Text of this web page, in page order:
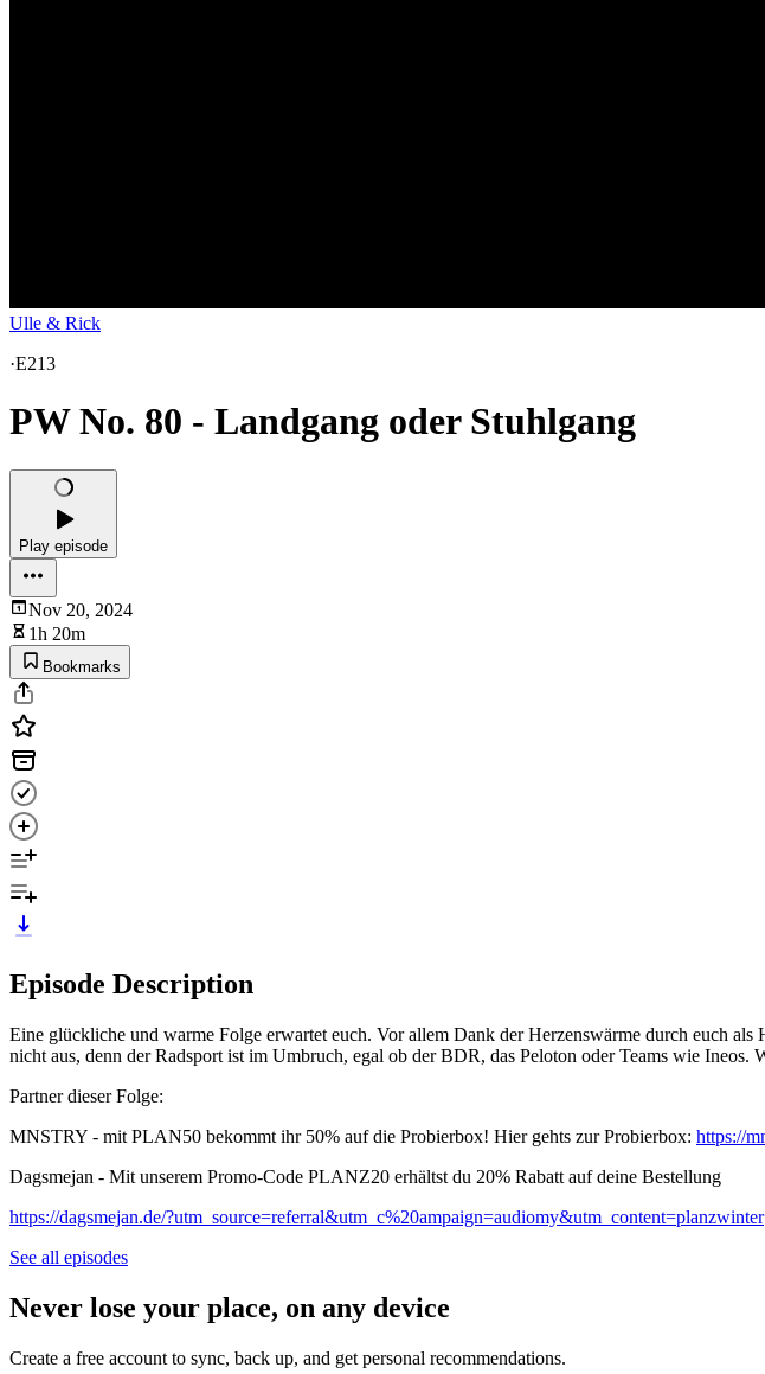
Ulle & Rick
·E213
PW No. 80 - Landgang oder Stuhlgang
Play episode
Nov 20, 2024
1h 20m
Bookmarks
Episode Description
Eine glückliche und warme Folge erwartet euch. Vor allem Dank der Herzenswärme durch euch
nicht aus, denn der Radsport ist im Umbruch, egal ob der BDR, das Peloton oder Teams wie
Partner dieser Folge:
MNSTRY - mit PLAN50 bekommt ihr 50% auf die Probierbox! Hier gehts zur Probierbox: https://
Dagsmejan - Mit unserem Promo-Code PLANZ20 erhältst du 20% Rabatt auf deine Bestellung
https://dagsmejan.de/?utm_source=referral&utm_c%20ampaign=audiomy&utm_content=planzwinter
See all episodes
Never lose your place, on any device
Create a free account to sync, back up, and get personal recommendations.